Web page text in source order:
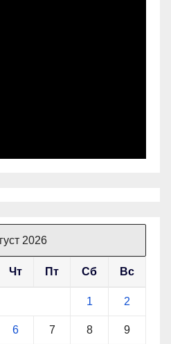
2026
Чт Пт Сб Вс
1 2
6 7 8 9